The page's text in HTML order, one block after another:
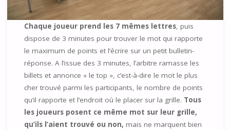
Chaque joueur prend les 7 mêmes lettres, puis
dispose de 3 minutes pour trouver le mot qui rapporte
le maximum de points et l’écrire sur un petit bulletin-
réponse. A l’issue des 3 minutes, l’arbitre ramasse les
billets et annonce « le top », c’est-à-dire le mot le plus
cher trouvé parmi les participants, le nombre de points
qu’il rapporte et l’endroit où le placer sur la grille. Tous
les joueurs posent ce même mot sur leur grille,
qu’ils l’aient trouvé ou non, mais ne marquent bien